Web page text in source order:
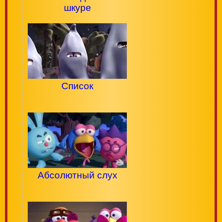
шкуре
Список
Абсолютный слух